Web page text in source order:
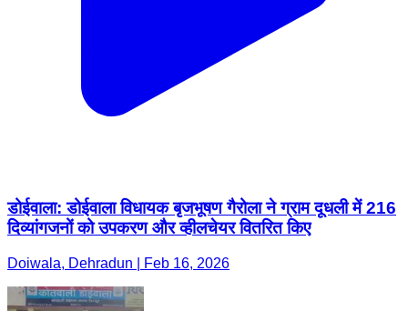
डोईवाला: डोईवाला विधायक बृजभूषण गैरोला ने ग्राम दूधली में 216
दिव्यांगजनों को उपकरण और व्हीलचेयर वितरित किए
Doiwala, Dehradun | Feb 16, 2026